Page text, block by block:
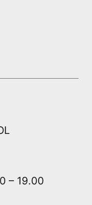
– 19.00